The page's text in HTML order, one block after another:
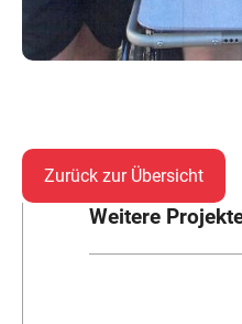
Zurück zur Übersicht
Weitere